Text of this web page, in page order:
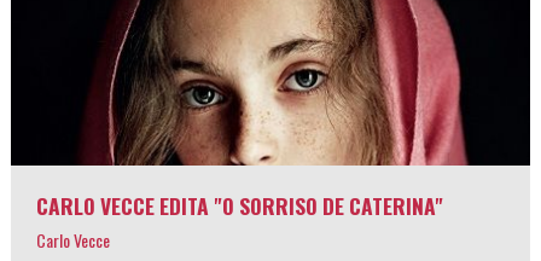
CARLO VECCE EDITA "O SORRISO DE CATERINA"
Carlo Vecce